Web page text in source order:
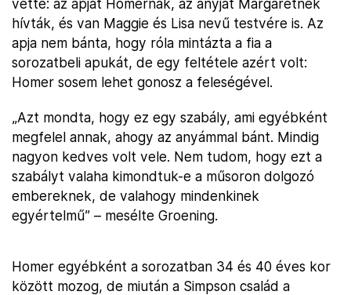
vette: az apját Homernak, az anyját Margaretnek
hívták, és van Maggie és Lisa nevű testvére is. Az
apja nem bánta, hogy róla mintázta a fia a
sorozatbeli apukát, de egy feltétele azért volt:
Homer sosem lehet gonosz a feleségével.
„Azt mondta, hogy ez egy szabály, ami egyébként
megfelel annak, ahogy az anyámmal bánt. Mindig
nagyon kedves volt vele. Nem tudom, hogy ezt a
szabályt valaha kimondtuk-e a műsoron dolgozó
embereknek, de valahogy mindenkinek
egyértelmű” – mesélte Groening.
Homer egyébként a sorozatban 34 és 40 éves kor
között mozog, de miután a Simpson család a